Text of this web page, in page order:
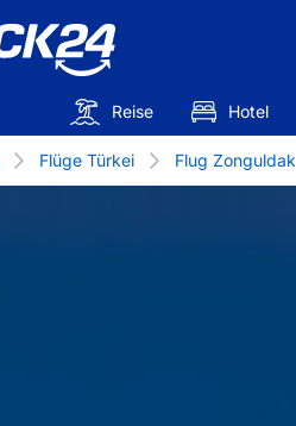
Reise Hotel
Flüge Türkei Flug Zonguldak